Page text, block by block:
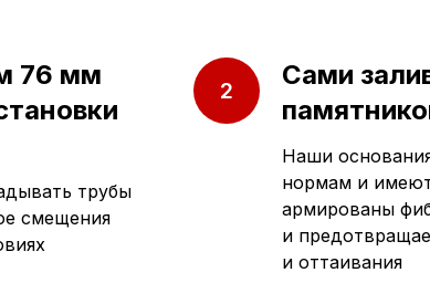
76 мм
трубы
смещения
Сами
Наши
нормам и
армированы
и
и оттаивания